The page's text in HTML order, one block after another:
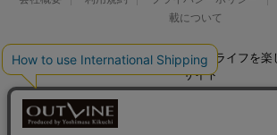
載について
© 2026 Watch LIFE NEWS｜ウオッチライフを楽
サイト